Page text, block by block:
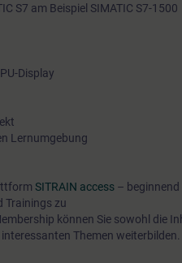
können, haben wir
vermitteln wir Ihnen,
für praktische
Klassenzimmer steht
und Fachgespräche zur
siehe unten.
S7 am Beispiel SIMATIC S7-1500
Display
Lernumgebung
SITRAIN access – beginnend
Trainings zu
können Sie sowohl die
Themen weiterbilden.